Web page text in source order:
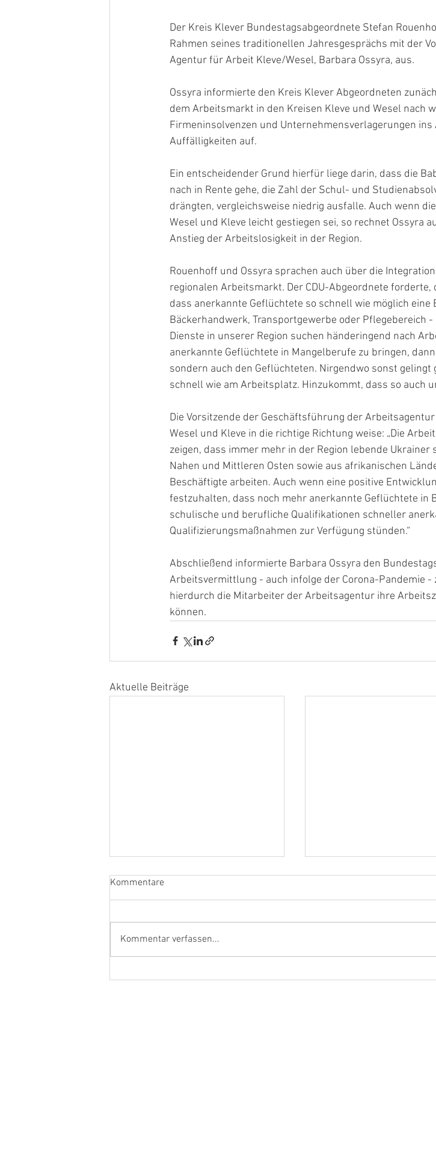
Der Kreis Klever Bundestagsabgeordnete Stefan
Rahmen seines traditionellen Jahresgesprächs mit der
Agentur für Arbeit Kleve/Wesel, Barbara Ossyra, aus.
Ossyra informierte den Kreis Klever Abgeordneten
dem Arbeitsmarkt in den Kreisen Kleve und Wesel nach
Firmeninsolvenzen und Unternehmensverlagerungen
Auffälligkeiten auf.
Ein entscheidender Grund hierfür liege darin, dass die
nach in Rente gehe, die Zahl der Schul- und
drängten, vergleichsweise niedrig ausfalle. Auch wenn
Wesel und Kleve leicht gestiegen sei, so rechnet Ossyra
Anstieg der Arbeitslosigkeit in der Region.
Rouenhoff und Ossyra sprachen auch über die
regionalen Arbeitsmarkt. Der CDU-Abgeordnete forderte,
dass anerkannte Geflüchtete so schnell wie möglich eine
Bäckerhandwerk, Transportgewerbe oder Pflegebereich
Dienste in unserer Region suchen händeringend nach
anerkannte Geflüchtete in Mangelberufe zu bringen,
sondern auch den Geflüchteten. Nirgendwo sonst
schnell wie am Arbeitsplatz. Hinzukommt, dass so auch
Die Vorsitzende der Geschäftsführung der
Wesel und Kleve in die richtige Richtung weise: „Die
zeigen, dass immer mehr in der Region lebende
Nahen und Mittleren Osten sowie aus afrikanischen
Beschäftigte arbeiten. Auch wenn eine positive
festzuhalten, dass noch mehr anerkannte Geflüchtete in
schulische und berufliche Qualifikationen schneller
Qualifizierungsmaßnahmen zur Verfügung stünden.“
Abschließend informierte Barbara Ossyra den
Arbeitsvermittlung - auch infolge der Corona-Pandemie
hierdurch die Mitarbeiter der Arbeitsagentur ihre
können.
Aktuelle Beiträge
Kommentare
Kommentar verfassen...